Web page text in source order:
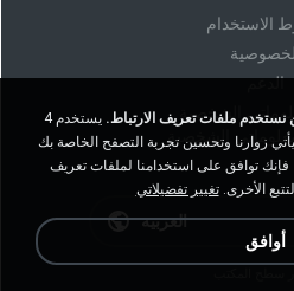
الاستخدام
الخصوصية
الدعم
الشخصية
الشخصية
العربية
نستخدم ملفات تعريف الارتباط.
يستخدم 4shared ملفات تعريف الارتباط
زوارنا وتحسين تجربة التصفح الخاصة بك
فإنك توافق على استخدامنا لملفات تعريف
الأخرى.تغيير تفضيلاتي
أوافق